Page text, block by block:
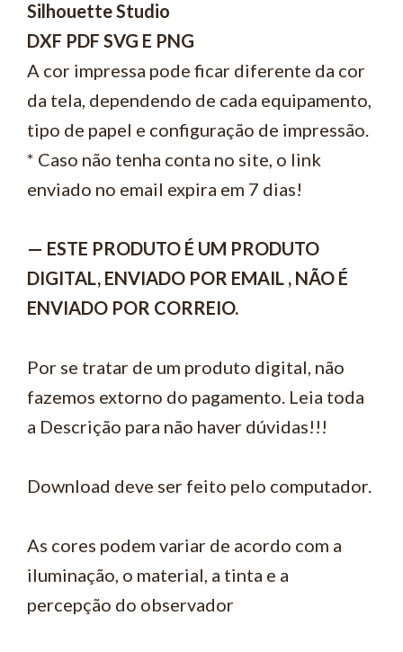
Silhouette Studio
DXF PDF SVG E PNG
A cor impressa pode ficar diferente da cor
da tela, dependendo de cada equipamento,
tipo de papel e configuração de impressão.
* Caso não tenha conta no site, o link
enviado no email expira em 7 dias!
— ESTE PRODUTO É UM PRODUTO
DIGITAL, ENVIADO POR EMAIL , NÃO É
ENVIADO POR CORREIO.
Por se tratar de um produto digital, não
fazemos extorno do pagamento. Leia toda
a Descrição para não haver dúvidas!!!
Download deve ser feito pelo computador.
As cores podem variar de acordo com a
iluminação, o material, a tinta e a
percepção do observador